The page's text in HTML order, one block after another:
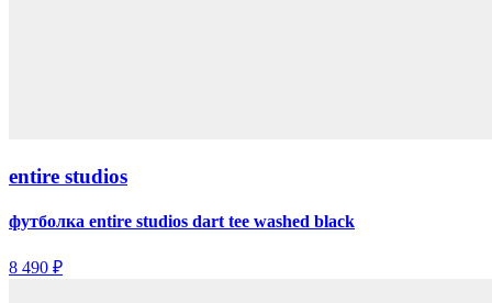
entire studios
футболка entire studios dart tee washed black
8 490 ₽